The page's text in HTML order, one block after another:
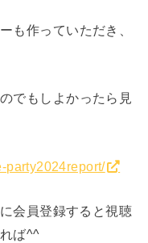
も作っていただき、
でもしよかったら見
party2024report/
会員登録すると視聴
ば^^